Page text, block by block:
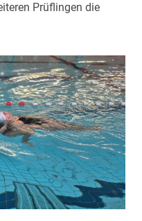
Prüflingen die